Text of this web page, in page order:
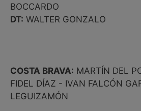
BOCCARDO
DT: WALTER GONZALO
COSTA BRAVA: MARTÍN DEL
FIDEL DÍAZ - IVAN FALCÓN
LEGUIZAMÓN